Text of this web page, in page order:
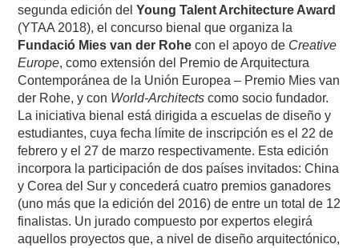
segunda edición delYoung Talent Architecture Award
(YTAA 2018), el concurso bienal que organiza la
Fundació Mies van der Rohe con el apoyo de Creative
Europe, como extensión del Premio de Arquitectura
Contemporánea de la Unión Europea – Premio Mies van
der Rohe, y con World-Architects como socio fundador.
La iniciativa bienal está dirigida a escuelas de diseño y
estudiantes, cuya fecha límite de inscripción es el 22 de
febrero y el 27 de marzo respectivamente. Esta edición
incorpora la participación de dos países invitados: China
y Corea del Sur y concederá cuatro premios ganadores
(uno más que la edición del 2016) de entre un total de 12
finalistas. Un jurado compuesto por expertos elegirá
aquellos proyectos que, a nivel de diseño arquitectónico,